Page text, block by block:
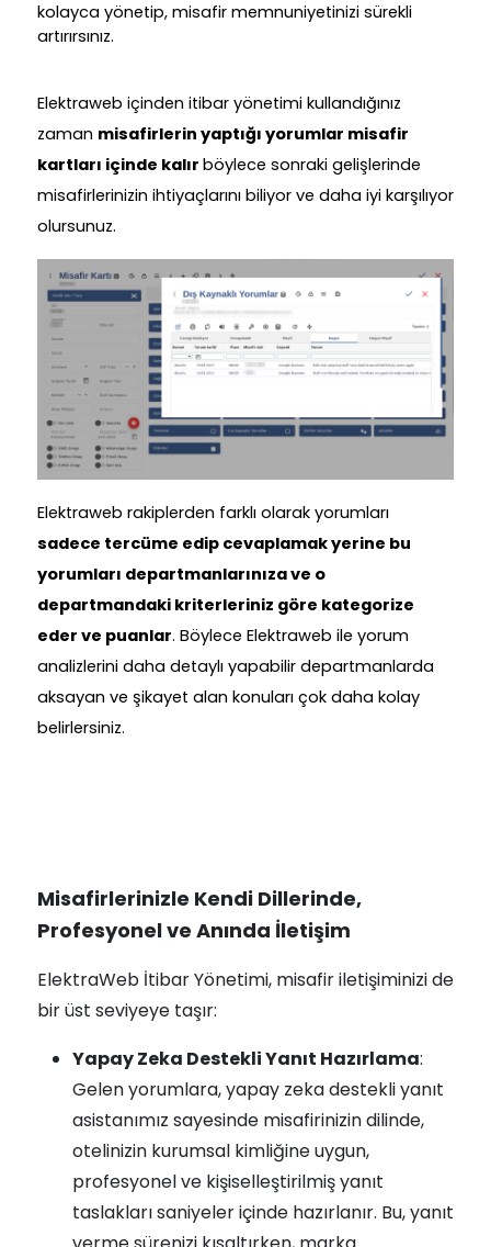
kolayca yönetip, misafir memnuniyetinizi sürekli
artırırsınız.
Elektraweb içinden itibar yönetimi kullandığınız
zaman misafirlerin yaptığı yorumlar misafir
kartları içinde kalır böylece sonraki gelişlerinde
misafirlerinizin ihtiyaçlarını biliyor ve daha iyi karşılıyor
olursunuz.
Elektraweb rakiplerden farklı olarak yorumları
sadece tercüme edip cevaplamak yerine bu
yorumları departmanlarınıza ve o
departmandaki kriterleriniz göre kategorize
eder ve puanlar. Böylece Elektraweb ile yorum
analizlerini daha detaylı yapabilir departmanlarda
aksayan ve şikayet alan konuları çok daha kolay
belirlersiniz.
Misafirlerinizle Kendi Dillerinde,
Profesyonel ve Anında İletişim
ElektraWeb İtibar Yönetimi, misafir iletişiminizi de
bir üst seviyeye taşır:
Yapay Zeka Destekli Yanıt Hazırlama:
Gelen yorumlara, yapay zeka destekli yanıt
asistanımız sayesinde misafirinizin dilinde,
otelinizin kurumsal kimliğine uygun,
profesyonel ve kişiselleştirilmiş yanıt
taslakları saniyeler içinde hazırlanır. Bu, yanıt